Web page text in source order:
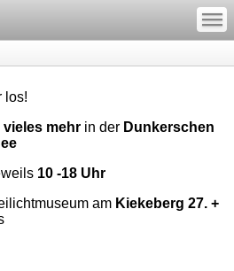
—
—
—
los!
mehr in der Dunkerschen
10 -18 Uhr
am Kiekeberg 27. +